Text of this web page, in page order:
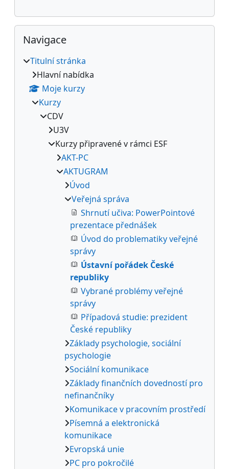
Přeskočit: Navigace
Navigace
Titulní stránka
Hlavní nabídka
Moje kurzy
Kurzy
CDV
U3V
Kurzy připravené v rámci ESF
AKT-PC
AKTUGRAM
Úvod
Veřejná správa
Shrnutí učiva: PowerPointové
prezentace přednášek
Úvod do problematiky veřejné
správy
Ústavní pořádek České
republiky
Vybrané problémy veřejné
správy
Případová studie: prezident
České republiky
Základy psychologie, sociální
psychologie
Sociální komunikace
Základy finančních dovedností pro
nefinančníky
Komunikace v pracovním prostředí
Písemná a elektronická
komunikace
Evropská unie
PC pro pokročilé